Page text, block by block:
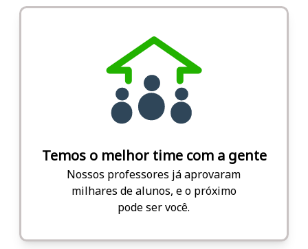
Temos o melhor time com a gente
Nossos professores já aprovaram
milhares de alunos, e o próximo
pode ser você.